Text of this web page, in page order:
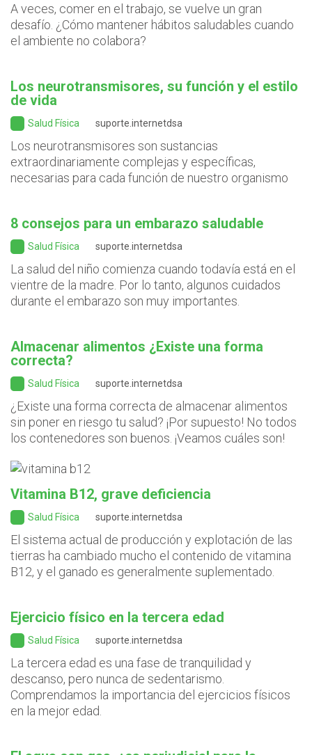
A veces, comer en el trabajo, se vuelve un gran
desafío. ¿Cómo mantener hábitos saludables cuando
el ambiente no colabora?
Los neurotransmisores, su función y el estilo
de vida
Salud Física suporte.internetdsa
Los neurotransmisores son sustancias
extraordinariamente complejas y específicas,
necesarias para cada función de nuestro organismo
8 consejos para un embarazo saludable
Salud Física suporte.internetdsa
La salud del niño comienza cuando todavía está en el
vientre de la madre. Por lo tanto, algunos cuidados
durante el embarazo son muy importantes.
Almacenar alimentos ¿Existe una forma
correcta?
Salud Física suporte.internetdsa
¿Existe una forma correcta de almacenar alimentos
sin poner en riesgo tu salud? ¡Por supuesto! No todos
los contenedores son buenos. ¡Veamos cuáles son!
Vitamina B12, grave deficiencia
Salud Física suporte.internetdsa
El sistema actual de producción y explotación de las
tierras ha cambiado mucho el contenido de vitamina
B12, y el ganado es generalmente suplementado.
Ejercicio físico en la tercera edad
Salud Física suporte.internetdsa
La tercera edad es una fase de tranquilidad y
descanso, pero nunca de sedentarismo.
Comprendamos la importancia del ejercicios físicos
en la mejor edad.